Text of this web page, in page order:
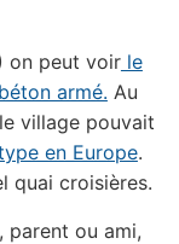
on peut voirle
armé. Au
village pouvait
en Europe.
quai croisières.
parent ou ami,